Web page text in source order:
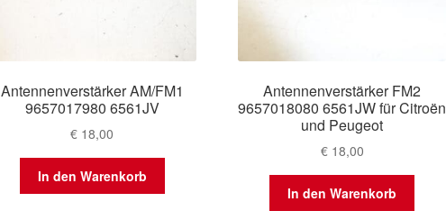
Antennenverstärker AM/FM1
9657017980 6561JV
€ 18,00
In den Warenkorb
Antennenverstärker FM2
9657018080 6561JW für Citroën
und Peugeot
€18,00
In den Warenkorb